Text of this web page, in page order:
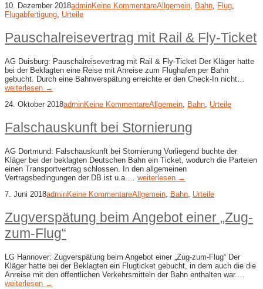
10. Dezember 2018adminKeine KommentareAllgemein Bahn Flug
Flugabfertigung Urteile
Pauschalreisevertrag mit Rail & Fly-​Ticket
AG Duisburg: Pauschalreisevertrag mit Rail & Fly-​Ticket Der Kläger hatte
bei der Beklagten eine Reise mit Anreise zum Flughafen per Bahn
gebucht. Durch eine Bahnverspätung erreichte er den Check-In nicht…
weiterlesen →
24. Oktober 2018adminKeine KommentareAllgemein Bahn Urteile
Falschauskunft bei Stornierung
AG Dortmund: Falschauskunft bei Stornierung Vorliegend buchte der
Kläger bei der beklagten Deutschen Bahn ein Ticket, wodurch die Parteien
einen Transportvertrag schlossen. In den allgemeinen
Vertragsbedingungen der DB ist u.a.… weiterlesen →
7. Juni 2018adminKeine KommentareAllgemein Bahn Urteile
Zugverspätung beim Angebot einer „Zug-​
zum-​Flug“
LG Hannover: Zugverspätung beim Angebot einer „Zug-​zum-​Flug“ Der
Kläger hatte bei der Beklagten ein Flugticket gebucht, in dem auch die die
Anreise mit den öffentlichen Verkehrsmitteln der Bahn enthalten war.…
weiterlesen →